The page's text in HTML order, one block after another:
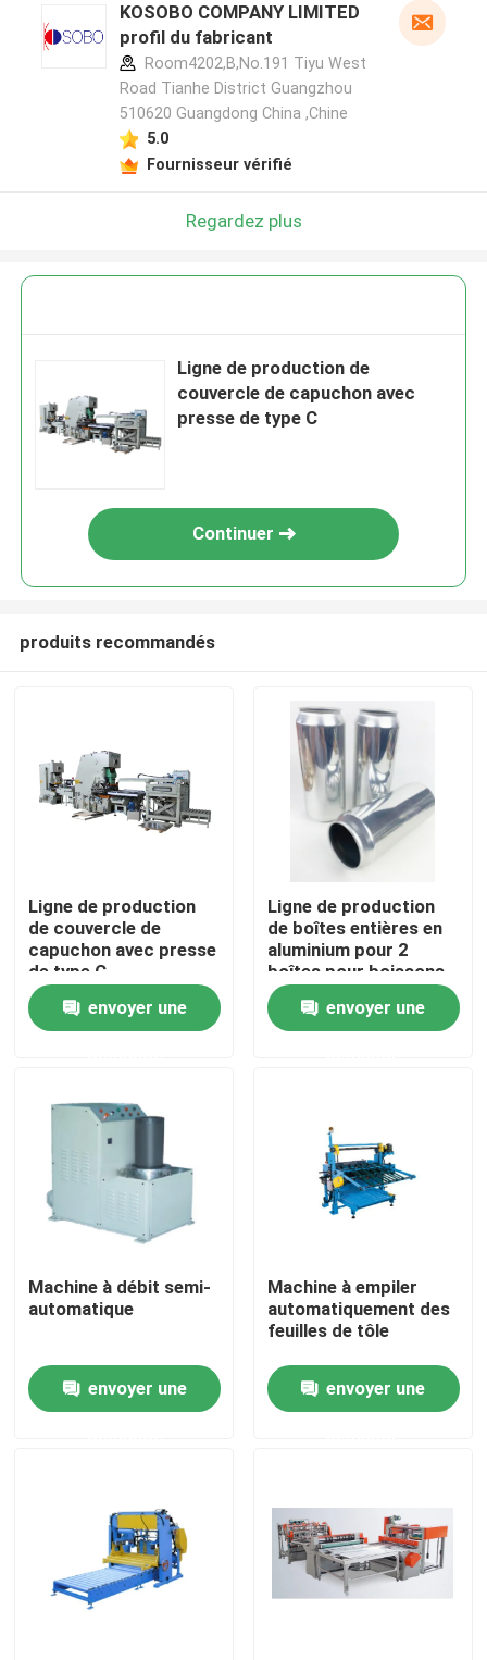
Maison
Produits
Vidéos
À propos de nous
Visite d'usine
Contrôle de qualité
boîte en fer blanc automatique faisant la machine
La boisson peut faisant la machine
KOSOBO COMPANY LIMITED
profil du fabricant
Room4202,B,No.191 Tiyu West
Road Tianhe District Guangzhou
510620 Guangdong China ,Chine
5.0
Fournisseur vérifié
Regardez plus
Ligne de production de
couvercle de capuchon avec
presse de type C
Continuer
produits recommandés
Ligne de production
de couvercle de
capuchon avec presse
de type C
envoyer une
Ligne de production
de boîtes entières en
aluminium pour 2
boîtes pour boissons
Boîtes de bière Boîtes
de colaenvoyer une
Machine à débit semi-
automatique
envoyer une
Machine à empiler
automatiquement des
feuilles de tôle
envoyer une